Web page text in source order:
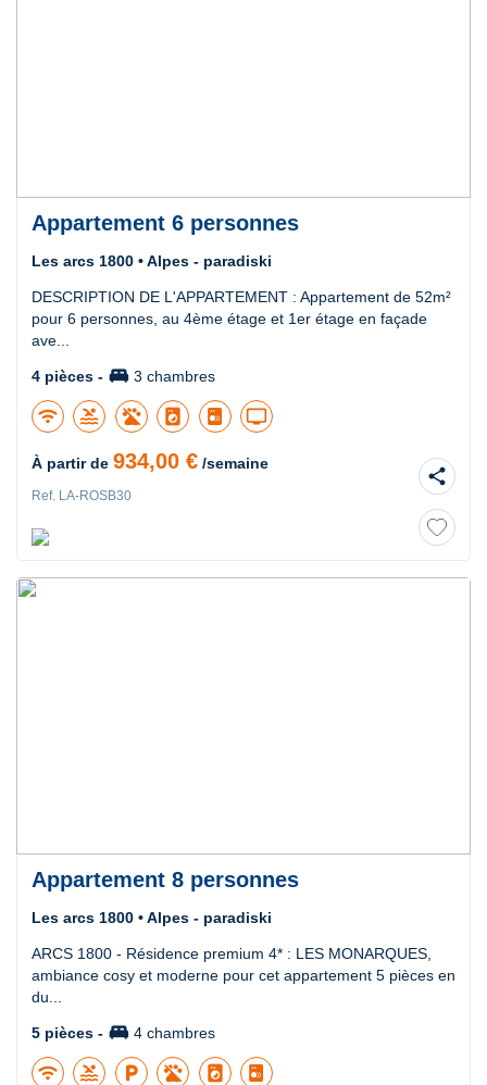
Appartement 6 personnes
Les arcs 1800 • Alpes - paradiski
DESCRIPTION DE L'APPARTEMENT : Appartement de 52m²
pour 6 personnes, au 4ème étage et 1er étage en façade
ave...
4 pièces - king_bed 3 chambres
wifi pool local_laundry_service tv
À partir de 934,00 € /semaine
Ref. LA-ROSB30
share
Appartement 8 personnes
Les arcs 1800 • Alpes - paradiski
ARCS 1800 - Résidence premium 4* : LES MONARQUES,
ambiance cosy et moderne pour cet appartement 5 pièces en
du...
5 pièces - king_bed 4 chambres
wifi pool local_parking local_laundry_service